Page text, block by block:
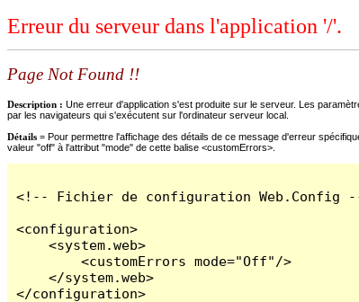
Erreur du serveur dans l'application '/'.
Page Not Found !!
Description : Une erreur d'application s'est produite sur le serveur. Les
par les navigateurs qui s'exécutent sur l'ordinateur serveur local.
Détails = Pour permettre l'affichage des détails de ce message d'erreur
valeur "off" à l'attribut "mode" de cette balise <customErrors>.
<!-- Fichier de configuration Web.Config
<configuration>
    <system.web>
        <customErrors mode="Off"/>
    </system.web>
</configuration>